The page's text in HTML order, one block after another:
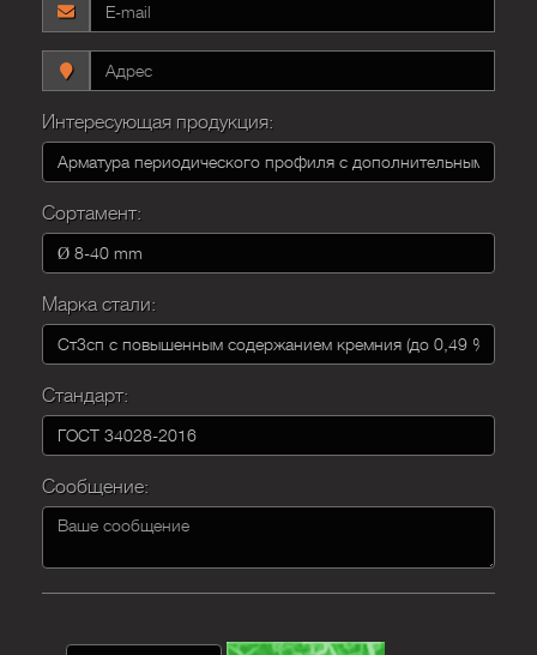
+1
Интересующая продукция:
Сортамент:
Марка стали:
Стандарт:
Сообщение: